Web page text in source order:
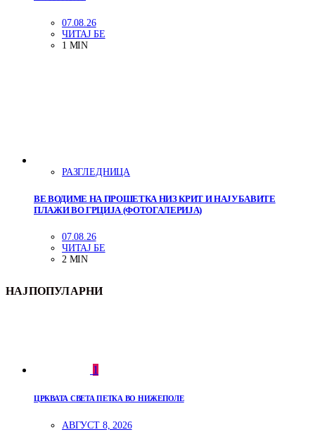
07.08.26
ЧИТАЈ БЕ
1 MIN
РАЗГЛЕДНИЦА
ВЕ ВОДИМЕ НА ПРОШЕТКА НИЗ КРИТ И НАЈУБАВИТЕ
ПЛАЖИ ВО ГРЦИЈА (ФОТОГАЛЕРИЈА)
07.08.26
ЧИТАЈ БЕ
2 MIN
НАЈПОПУЛАРНИ
1
ЦРКВАТА СВЕТА ПЕТКА ВО НИЖЕПОЛЕ
АВГУСТ 8, 2026